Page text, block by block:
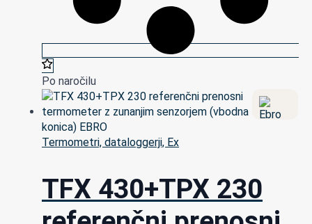
Po naročilu
Termometri, dataloggerji, Ex
TFX 430+TPX 230